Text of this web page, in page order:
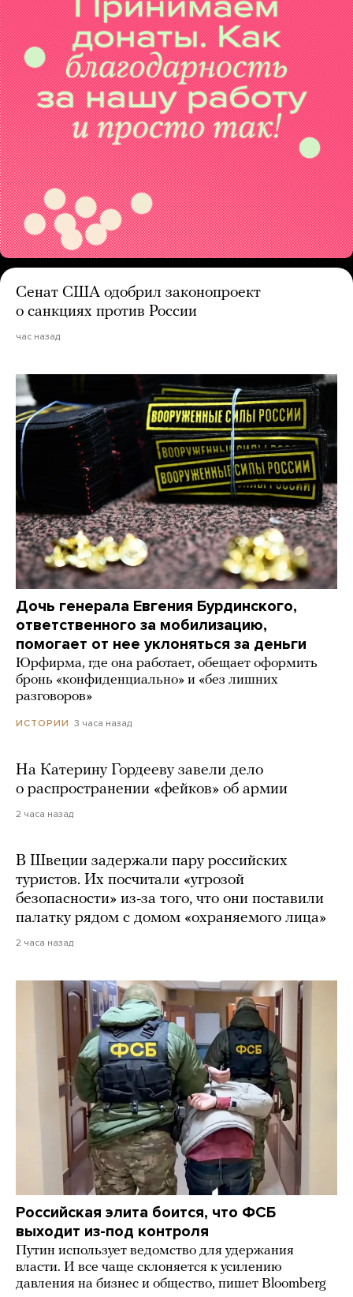
Сенат США одобрил законопроект
о санкциях против России
час назад
Дочь генерала Евгения Бурдинского,
ответственного за мобилизацию,
помогает от нее уклоняться за деньги
Юрфирма, где она работает, обещает оформить
бронь «конфиденциально» и «без лишних
разговоров»
ИСТОРИИ 3 часа назад
На Катерину Гордееву завели дело
о распространении «фейков» об армии
2 часа назад
В Швеции задержали пару российских
туристов. Их посчитали «угрозой
безопасности» из-за того, что они поставили
палатку рядом с домом «охраняемого лица»
2 часа назад
Российская элита боится, что ФСБ
выходит из-под контроля
Путин использует ведомство для удержания
власти. И все чаще склоняется к усилению
давления на бизнес и общество, пишет Bloomberg